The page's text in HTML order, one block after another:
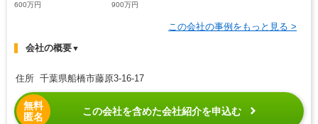
600万円
900万円
この会社の事例をもっと見る >
会社の概要▼
住所 千葉県船橋市藤原3-16-17
無料
匿名
この会社を含めた会社紹介を申込む